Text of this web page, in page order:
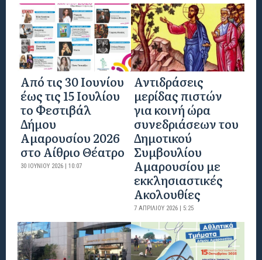
Από τις 30 Ιουνίου
έως τις 15 Ιουλίου
το Φεστιβάλ
Δήμου
Αμαρουσίου 2026
στο Αίθριο Θέατρο
30 ΙΟΥΝΊΟΥ 2026 | 10:07
Αντιδράσεις
μερίδας πιστών
για κοινή ώρα
συνεδριάσεων του
Δημοτικού
Συμβουλίου
Αμαρουσίου με
εκκλησιαστικές
Ακολουθίες
7 ΑΠΡΙΛΊΟΥ 2026 | 5:25